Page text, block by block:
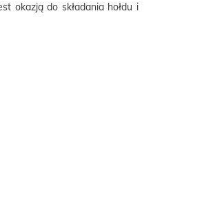
okazją do składania hołdu i